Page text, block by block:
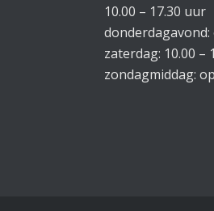
10.00 – 17.30 uur
zaterdag: 10.00 –
zondagmiddag: